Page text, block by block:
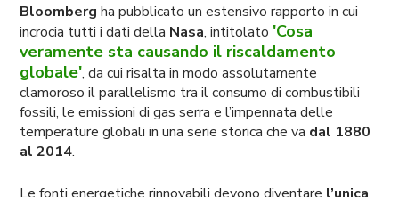
Bloomberg ha pubblicato un estensivo rapporto in cui
incrocia tutti i dati della Nasa, intitolato 'Cosa
veramente sta causando il riscaldamento
globale', da cui risalta in modo assolutamente
clamoroso il parallelismo tra il consumo di combustibili
fossili, le emissioni di gas serra e l’impennata delle
temperature globali in una serie storica che va dal 1880
al 2014.